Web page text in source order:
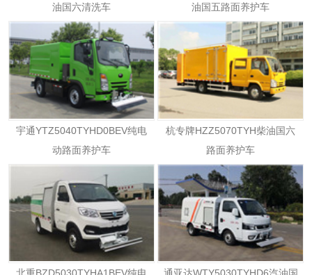
油国六清洗车
油国五路面养护车
宇通YTZ5040TYHD0BEV纯电
动路面养护车
杭专牌HZZ5070TYH柴油国六
路面养护车